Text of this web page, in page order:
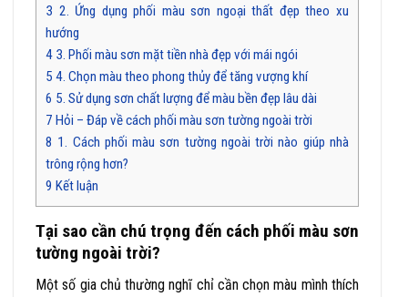
3 2. Ứng dụng phối màu sơn ngoại thất đẹp theo xu
hướng
4 3. Phối màu sơn mặt tiền nhà đẹp với mái ngói
5 4. Chọn màu theo phong thủy để tăng vượng khí
6 5. Sử dụng sơn chất lượng để màu bền đẹp lâu dài
7 Hỏi – Đáp về cách phối màu sơn tường ngoài trời
8 1. Cách phối màu sơn tường ngoài trời nào giúp nhà
trông rộng hơn?
9 Kết luận
Tại sao cần chú trọng đến cách phối màu sơn
tường ngoài trời?
Một số gia chủ thường nghĩ chỉ cần chọn màu mình thích